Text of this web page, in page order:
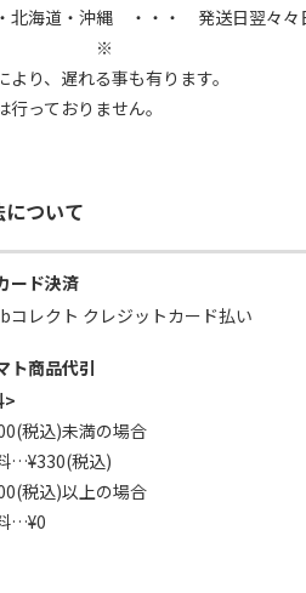
北海道・沖縄 ・・・ 発送日翌々々
り、遅れる事も有ります。
っておりません。
ついて
ード決済
コレクト クレジットカード払い
ト商品代引
>
税込)未満の場合
…¥330(税込)
税込)以上の場合
…¥0